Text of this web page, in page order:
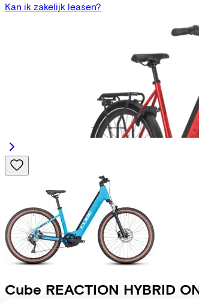
Kan ik zakelijk leasen?
Cube REACTION HYBRID